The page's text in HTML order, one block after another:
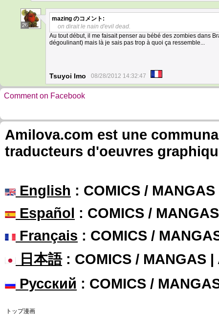
26
mazing のコメント:
on dirait le nain d'evil dead.
Au tout début, il me faisait penser au bébé des zombies dans
dégoulinant) mais là je sais pas trop à quoi ça ressemble...
Tsuyoi Imo 08/28/2012 14:32:47
Comment on Facebook
Amilova.com est une
traducteurs d'oeuvres
English : COMICS /
Español : COMICS /
Français : COMICS /
日本語: COMICS / MANGAS |
Русский : COMICS /
トップ漫画